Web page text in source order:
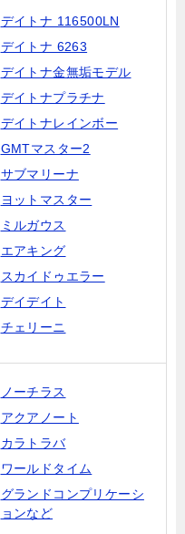
デイトナ 116500LN
デイトナ 6263
デイトナ金無垢モデル
デイトナプラチナ
デイトナレインボー
GMTマスター2
サブマリーナ
ヨットマスター
ミルガウス
エアキング
スカイドゥエラー
デイデイト
チェリーニ
ノーチラス
アクアノート
カラトラバ
ワールドタイム
グランドコンプリケーシ
ョンなど